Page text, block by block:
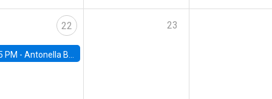
22
PM -Antonella Bancalari, Institute for Fiscal Studies (IFS) and Research Associate at University College London (UCL)
23